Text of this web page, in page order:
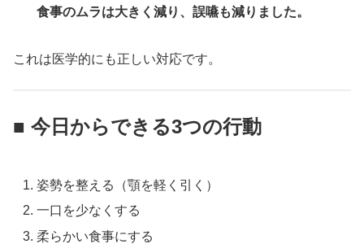
食事のムラは大きく減り、誤嚥も減りました。
これは医学的にも正しい対応です。
■ 今日からできる3つの行動
姿勢を整える（顎を軽く引く）
一口を少なくする
柔らかい食事にする